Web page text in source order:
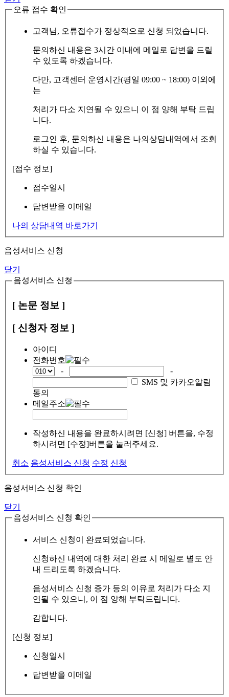
오류 접수 확인
고객님, 오류접수가 정상적으로 신청 되었습니다.
문의하신 내용은 3시간 이내에 메일로 답변을 드릴
수 있도록 하겠습니다.
다만, 고객센터 운영시간(평일 09:00 ~ 18:00) 이외에
는
처리가 다소 지연될 수 있으니 이 점 양해 부탁 드립
니다.
로그인 후, 문의하신 내용은 나의상담내역에서 조회
하실 수 있습니다.
[접수 정보]
접수일시
답변받을 이메일
나의 상담내역 바로가기
음성서비스 신청
닫기
음성서비스 신청
[ 논문 정보 ]
[ 신청자 정보 ]
아이디
전화번호
-
-
SMS 및 카카오알림
동의
메일주소
작성하신 내용을 완료하시려면 [신청] 버튼을, 수정
하시려면 [수정]버튼을 눌러주세요.
취소 음성서비스 신청 수정 신청
음성서비스 신청 확인
닫기
음성서비스 신청 확인
서비스 신청이 완료되었습니다.
신청하신 내역에 대한 처리 완료 시 메일로 별도 안
내 드리도록 하겠습니다.
음성서비스 신청 증가 등의 이유로 처리가 다소 지
연될 수 있으니, 이 점 양해 부탁드립니다.
감합니다.
[신청 정보]
신청일시
답변받을 이메일